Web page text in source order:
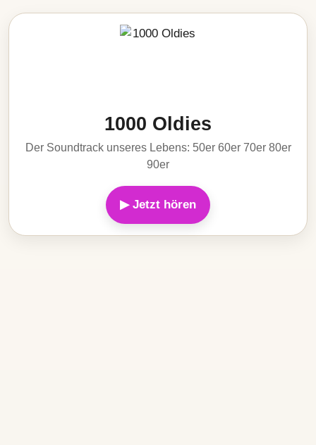
1000 Oldies
Der Soundtrack unseres Lebens: 50er 60er 70er 80er
90er
▶ Jetzt hören